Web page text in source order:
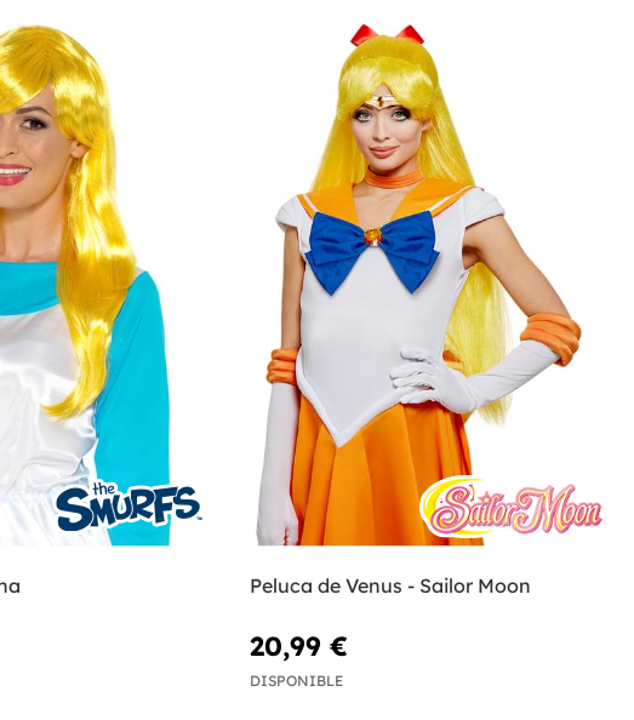
Peluca de Venus - Sailor Moon
20,99 €
DISPONIBLE